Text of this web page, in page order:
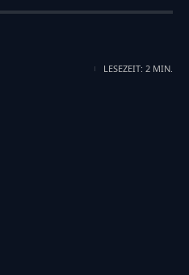
LESEZEIT: 2 MIN.